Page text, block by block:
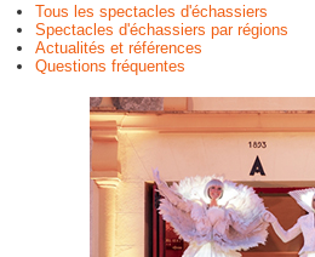
Tous les spectacles d'échassiers
Spectacles d'échassiers par régions
Actualités et références
Questions fréquentes